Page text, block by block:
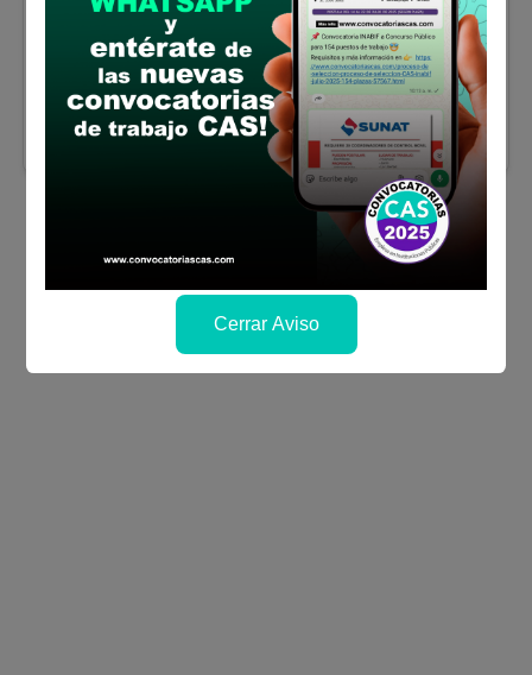
en la carrera profesional de Ingeniería
Civil, Ingeniería Ambiental y/o afines
Sueldo:3500
Finalizó el:31/01/2025
Más información
Cerrar Aviso